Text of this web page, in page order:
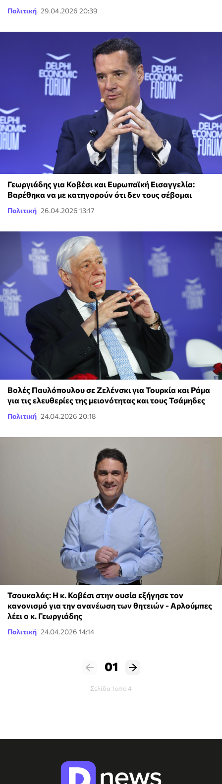
Πολιτική 29.04.2026 20:39
Γεωργιάδης για Κοβέσι και Ευρωπαϊκή Εισαγγελία:
Βαρέθηκα να με κατηγορούν ότι δεν τους σέβομαι
Πολιτική 26.04.2026 13:17
Βολές Παυλόπουλου σε Ζελένσκι για Τουρκία και Ράμα
για τις ελευθερίες της μειονότητας και τους Τσάμηδες
Πολιτική 24.04.2026 20:18
Τσουκαλάς: Η κ. Κοβέσι στην ουσία εξήγησε τον
κανονισμό για την ανανέωση των θητειών - Αρλούμπες
λέει ο κ. Γεωργιάδης
Πολιτική 24.04.2026 14:14
01
Σελίδα 1 από 4